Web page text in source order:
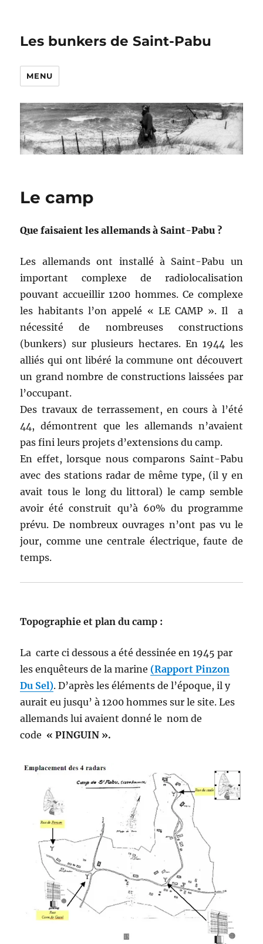
Les bunkers de Saint-Pabu
MENU
Le camp
Que faisaient les allemands à Saint-Pabu ?
Les allemands ont installé à Saint-Pabu un
important complexe de radiolocalisation
pouvant accueillir 1200 hommes. Ce complexe
les habitants l’on appelé « LE CAMP ». Il a
nécessité de nombreuses constructions
(bunkers) sur plusieurs hectares. En 1944 les
alliés qui ont libéré la commune ont découvert
un grand nombre de constructions laissées par
l’occupant.
Des travaux de terrassement, en cours à l’été
44, démontrent que les allemands n’avaient
pas fini leurs projets d’extensions du camp.
En effet, lorsque nous comparons Saint-Pabu
avec des stations radar de même type, (il y en
avait tous le long du littoral) le camp semble
avoir été construit qu’à 60% du programme
prévu. De nombreux ouvrages n’ont pas vu le
jour, comme une centrale électrique, faute de
temps.
Topographie et plan du camp :
La carte ci dessous a été dessinée en 1945 par
les enquêteurs de la marine (Rapport Pinzon
Du Sel). D’après les éléments de l’époque, il y
aurait eu jusqu’ à 1200 hommes sur le site. Les
allemands lui avaient donné le nom de
code « PINGUIN ».